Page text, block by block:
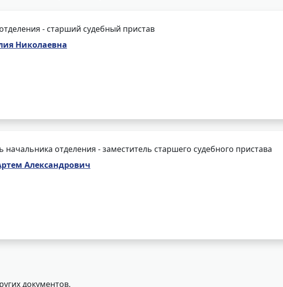
- старший судебный пристав
Николаевна
начальника отделения - заместитель старшего судебного пристава
Александрович
документов.